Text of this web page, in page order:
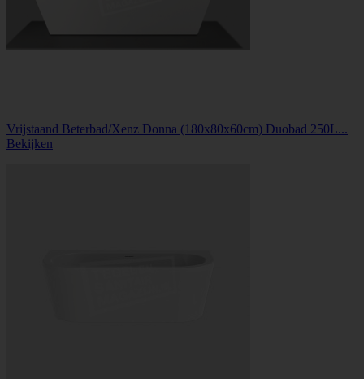
Vrijstaand Beterbad/Xenz Donna (180x80x60cm) Duobad 250L...
Bekijken